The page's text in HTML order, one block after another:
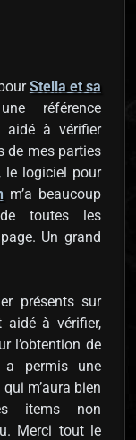
Stella et sa
référence
aidé à vérifier
de mes parties
le logiciel pour
m’a beaucoup
toutes les
Un grand
présents sur
aidé à vérifier,
l’obtention de
a permis une
m’aura bien
items non
Merci tout le